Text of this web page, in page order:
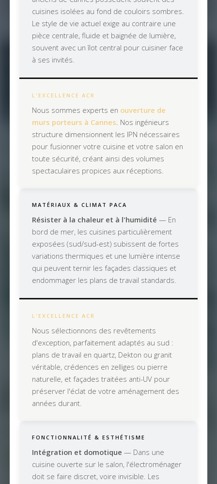
cuisines isolées au fond de couloirs sombres.
Le style de vie actuel exige au contraire une
pièce centrale, fluide et baignée de lumière,
souvent avec un îlot central pour cuisiner face
à ses invités.
L'EXCELLENCE ACR
Nous sommes experts en ouverture de
murs porteurs à Cannes. Nos ingénieurs
structure dimensionnent les IPN nécessaires
pour fusionner votre cuisine et votre salon en
toute sécurité, créant ainsi des volumes
spectaculaires propices aux réceptions.
MATÉRIAUX & CLIMAT PACA
Résister à la chaleur et à l'humidité — En
bord de mer, les cuisines particulièrement
exposées (sud/sud-est) subissent de fortes
variations thermiques et une lumière intense
qui peuvent ternir les façades classiques et
endommager les plans de travail standards.
L'EXCELLENCE ACR
Nous sélectionnons des revêtements
d'exception, parfaitement adaptés au sud :
plans de travail en quartz, Dekton ou granit
véritable, crédences en zelliges ou pierre
naturelle, et façades traitées anti-UV pour
préserver l'éclat de votre aménagement des
années durant.
FONCTIONNALITÉ & ESTHÉTISME
Intégration et domotique — Dans une
cuisine ouverte sur le salon, l'électroménager
doit se faire discret, voire invisible. Les